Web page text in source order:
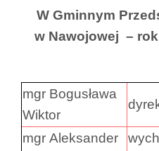
W Gminnym
w Nawojowej –
mgr Bogusława
Wiktor
mgr Aleksander